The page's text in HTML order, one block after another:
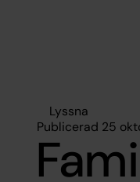
Lyssna
Publicerad 25